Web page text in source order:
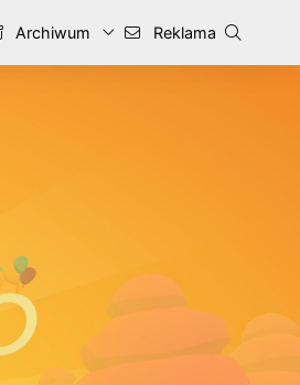
Archiwum Reklama